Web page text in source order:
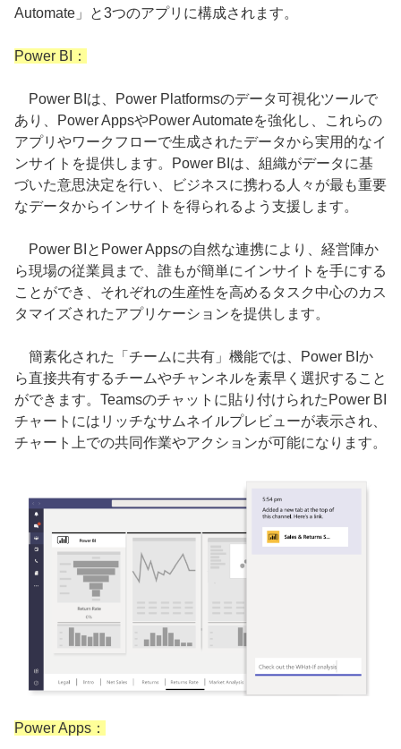
Automate」と3つのアプリに構成されます。
Power BI：
Power BIは、Power Platformsのデータ可視化ツールで
あり、Power AppsやPower Automateを強化し、これらの
アプリやワークフローで生成されたデータから実用的なイ
ンサイトを提供します。Power BIは、組織がデータに基
づいた意思決定を行い、ビジネスに携わる人々が最も重要
なデータからインサイトを得られるよう支援します。
Power BIとPower Appsの自然な連携により、経営陣か
ら現場の従業員まで、誰もが簡単にインサイトを手にする
ことができ、それぞれの生産性を高めるタスク中心のカス
タマイズされたアプリケーションを提供します。
簡素化された「チームに共有」機能では、Power BIか
ら直接共有するチームやチャンネルを素早く選択すること
ができます。Teamsのチャットに貼り付けられたPower BI
チャートにはリッチなサムネイルプレビューが表示され、
チャート上での共同作業やアクションが可能になります。
Power Apps：